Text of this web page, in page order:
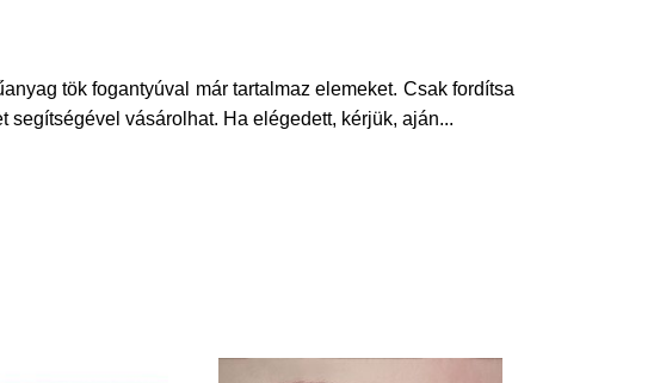
tök fogantyúval már tartalmaz elemeket. Csak fordítsa
segítségével vásárolhat. Ha elégedett, kérjük, aján...